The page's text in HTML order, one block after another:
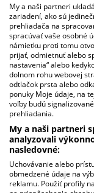
My a naši partneri
zariadení, ako sú
prehliadača na
spracúvať vaše osobné
námietku proti tomu
prijať, odmietnuť alebo
nastavenia“ alebo
dolnom rohu webovej
odtlačok prsta alebo
ponuky Moje údaje, na
voľby budú
prehliadania.
My a naši partneri
analyzovali
nasledovné:
Uchovávanie alebo
obmedzené údaje na
reklamu. Použiť profily